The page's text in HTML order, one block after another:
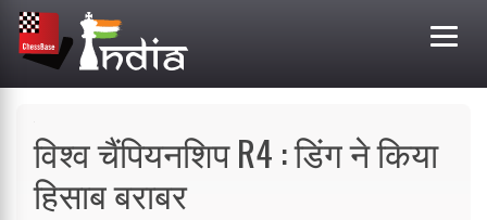
Get a FREE
book on
purchasing 2
or more
books. Valid
विश्व चैंपियनशिप R4 : डिंग ने किया
हिसाब बराबर